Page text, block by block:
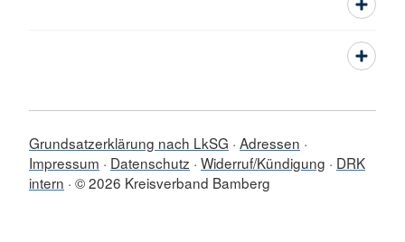
Grundsatzerklärung nach LkSG Adressen
Impressum
Datenschutz Widerruf/Kündigung
DRK
intern © 2026 Kreisverband Bamberg